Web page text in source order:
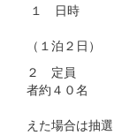
１ 日時 令和
９月１
（１泊２日）
２ 定員 小学
者約４０名
※最低挙
えた場合は抽選